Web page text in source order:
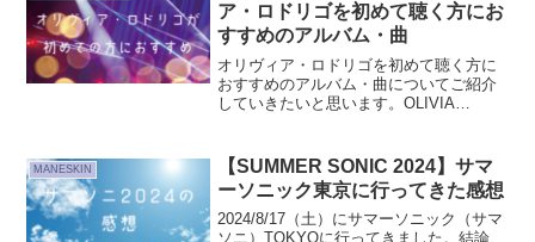
ア・ロドリゴを初めて聴く方にお
すすめのアルバム・曲
オリヴィア・ロドリゴを初めて聴く方に
おすすめのアルバム・曲についてご紹介
していきたいと思います。OLIVIA
枚」しかリリースされていないので、ど
ちらもオススメです...
MANESKIN
【SUMMER SONIC 2024】サマ
ーソニック東京に行ってきた感想
2024/8/17（土）にサマーソニック（サマ
ソニ）TOKYOに行ってきました。結論、